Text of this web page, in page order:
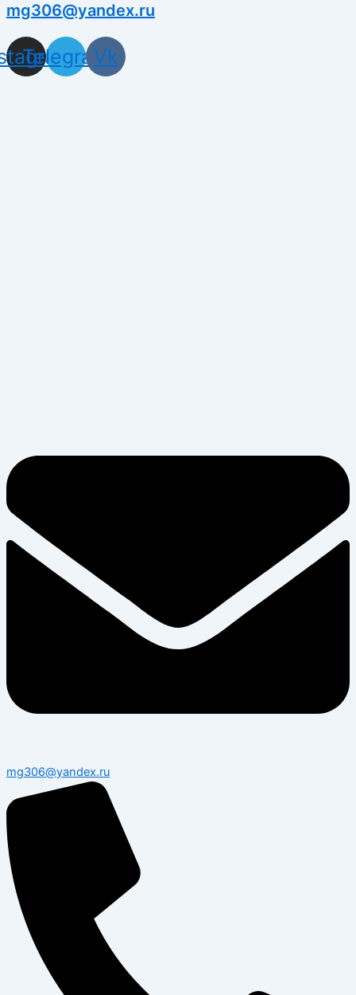
mg306@yandex.ru
Telegram
Vk
mg306@yandex.ru